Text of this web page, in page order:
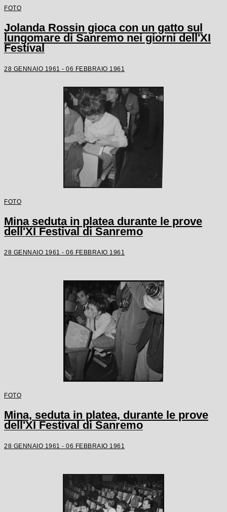
FOTO
Jolanda Rossin gioca con un gatto sul
lungomare di Sanremo nei giorni dell'XI
Festival
28 GENNAIO 1961 - 06 FEBBRAIO 1961
FOTO
Mina seduta in platea durante le prove
dell'XI Festival di Sanremo
28 GENNAIO 1961 - 06 FEBBRAIO 1961
FOTO
Mina, seduta in platea, durante le prove
dell'XI Festival di Sanremo
28 GENNAIO 1961 - 06 FEBBRAIO 1961